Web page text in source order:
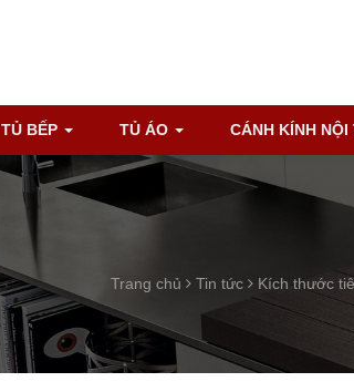
TỦ BẾP TỦ ÁO CÁNH KÍNH NỘI
Trang chủ Tin tức Kích thước